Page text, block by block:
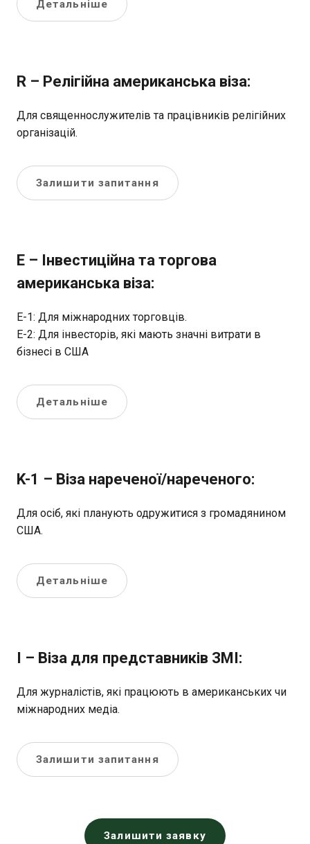
Детальніше
R – Релігійна американська віза:
Для священнослужителів та працівників релігійних
організацій.
Залишити запитання
E – Інвестиційна та торгова
американська віза:
E-1: Для міжнародних торговців.
E-2: Для інвесторів, які мають значні витрати в
бізнесі в США
Детальніше
K-1 – Віза нареченої/нареченого:
Для осіб, які планують одружитися з громадянином
США.
Детальніше
I – Віза для представників ЗМІ:
Для журналістів, які працюють в американських чи
міжнародних медіа.
Залишити запитання
Залишити заявку